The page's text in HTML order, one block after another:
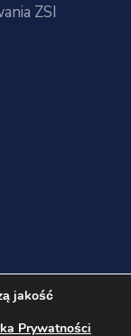
ZSI
jakość
Prywatności